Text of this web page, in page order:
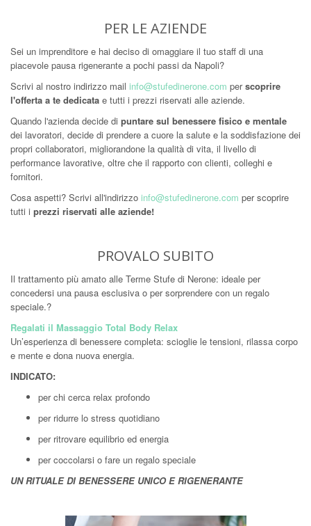
PER LE AZIENDE
Sei un imprenditore e hai deciso di omaggiare il tuo staff di una
piacevole pausa rigenerante a pochi passi da Napoli?
Scrivi al nostro indirizzo mail info@stufedinerone.com perscoprire
l'offerta a te dedicata e tutti i prezzi riservati alle aziende.
Quando l'azienda decide di puntare sul benessere fisico e mentale
dei lavoratori, decide di prendere a cuore la salute e la soddisfazione dei
propri collaboratori, migliorandone la qualità di vita, il livello di
performance lavorative, oltre che il rapporto con clienti, colleghi e
fornitori.
Cosa aspetti? Scrivi all'indirizzo info@stufedinerone.com per scoprire
tutti i prezzi riservati alle aziende!
PROVALO SUBITO
Il trattamento più amato alle Terme Stufe di Nerone: ideale per
concedersi una pausa esclusiva o per sorprendere con un regalo
speciale.?
Regalati il Massaggio Total Body Relax
Un’esperienza di benessere completa: scioglie le tensioni, rilassa corpo
e mente e dona nuova energia.
INDICATO:
per chi cerca relax profondo
per ridurre lo stress quotidiano
per ritrovare equilibrio ed energia
per coccolarsi o fare un regalo speciale
UN RITUALE DI BENESSERE UNICO E RIGENERANTE